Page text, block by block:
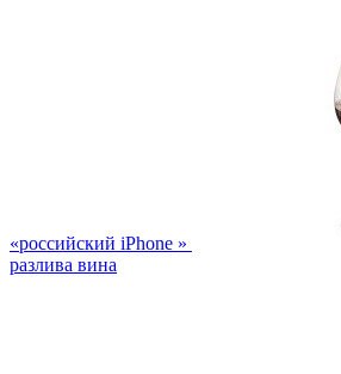
«российский iPhone »
разлива вина